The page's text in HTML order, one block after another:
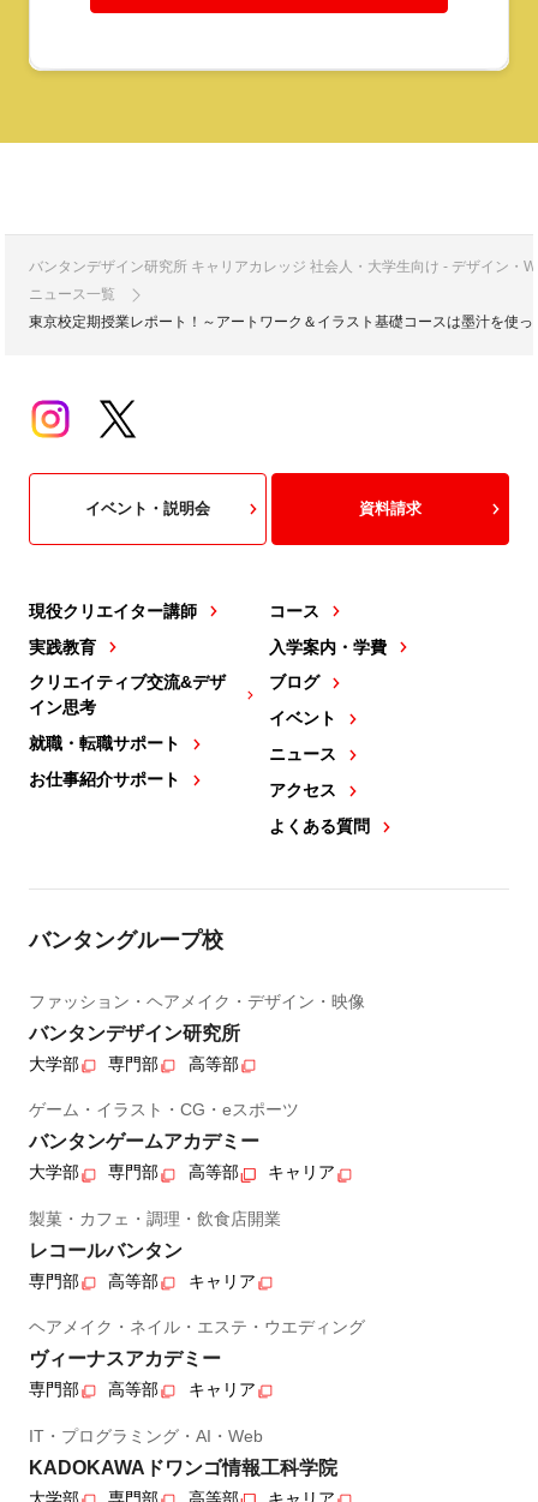
バンタンデザイン研究所 キャリアカレッジ 社会人・大学生向け - デザイン・
ニュース一覧
東京校定期授業レポート！～アートワーク＆イラスト基礎コースは墨汁を使
現役クリエイター講師
実践教育
クリエイティブ交流&デザ
イン思考
就職・転職サポート
お仕事紹介サポート
コース
入学案内・学費
ブログ
イベント
ニュース
アクセス
よくある質問
イベント・説明会 資料請求
バンタングループ校
ファッション・ヘアメイク・デザイン・映像
バンタンデザイン研究所
大学部 専門部 高等部
ゲーム・イラスト・CG・eスポーツ
バンタンゲームアカデミー
大学部 専門部 高等部 キャリア
製菓・カフェ・調理・飲食店開業
レコールバンタン
専門部 高等部 キャリア
ヘアメイク・ネイル・エステ・ウエディング
ヴィーナスアカデミー
専門部 高等部 キャリア
IT・プログラミング・AI・Web
KADOKAWAドワンゴ情報工科学院
大学部 専門部 高等部 キャリア